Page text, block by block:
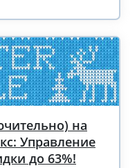
на
Управление
до 63%!